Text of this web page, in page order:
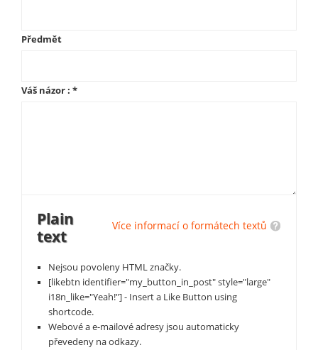
Předmět
Váš názor : *
Více informací o formátech textů
Plain
text
Nejsou povoleny HTML značky.
[likebtn identifier="my_button_in_post" style="large"
i18n_like="Yeah!"] - Insert a Like Button using
shortcode.
Webové a e-mailové adresy jsou automaticky
převedeny na odkazy.